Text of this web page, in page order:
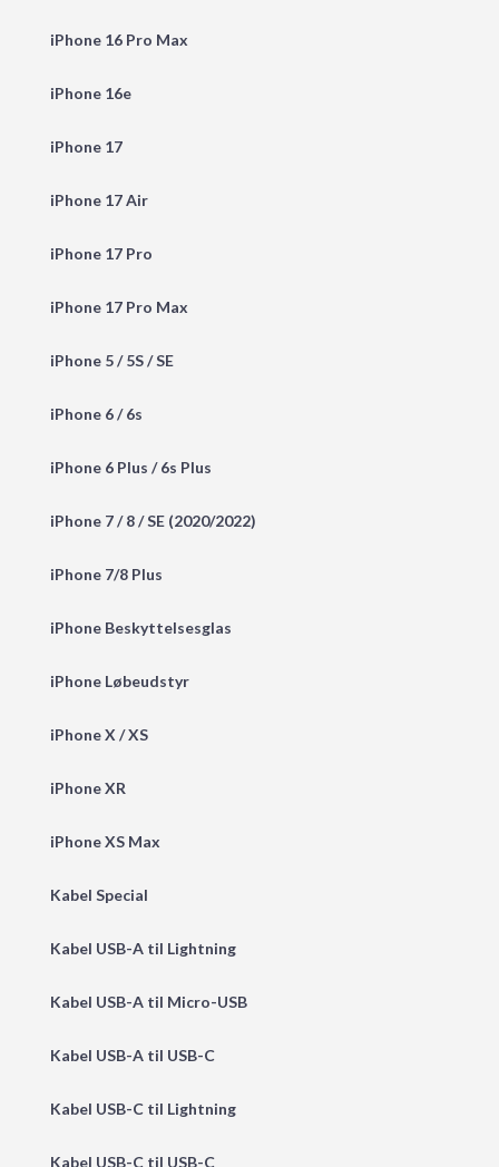
iPhone 16 Pro Max
iPhone 16e
iPhone 17
iPhone 17 Air
iPhone 17 Pro
iPhone 17 Pro Max
iPhone 5 / 5S / SE
iPhone 6 / 6s
iPhone 6 Plus / 6s Plus
iPhone 7 / 8 / SE (2020/2022)
iPhone 7/8 Plus
iPhone Beskyttelsesglas
iPhone Løbeudstyr
iPhone X / XS
iPhone XR
iPhone XS Max
Kabel Special
Kabel USB-A til Lightning
Kabel USB-A til Micro-USB
Kabel USB-A til USB-C
Kabel USB-C til Lightning
Kabel USB-C til USB-C